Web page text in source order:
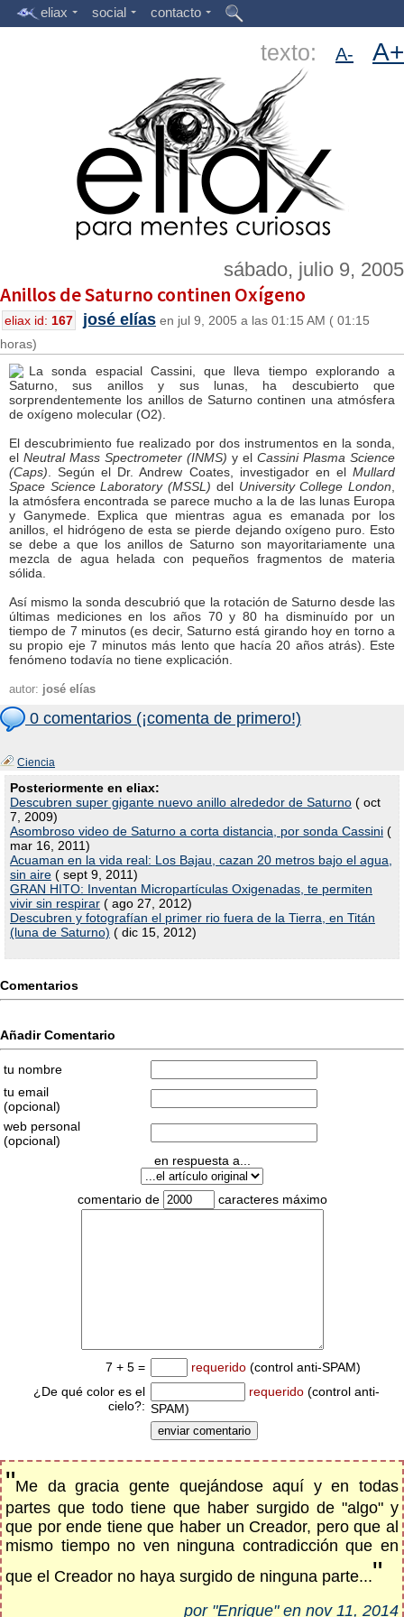
eliax social contacto
texto: A- A+
sábado, julio 9, 2005
Anillos de Saturno continen Oxí­geno
eliax id: 167 josé elías en jul 9, 2005 a las 01:15 AM ( 01:15
horas)
La sonda espacial Cassini, que lleva tiempo explorando a
Saturno, sus anillos y sus lunas, ha descubierto que
sorprendentemente los anillos de Saturno continen una atmósfera
de oxí­geno molecular (O2).
El descubrimiento fue realizado por dos instrumentos en la sonda,
el Neutral Mass Spectrometer (INMS) y el Cassini Plasma Science
(Caps) . Según el Dr. Andrew Coates, investigador en el Mullard
Space Science Laboratory (MSSL) del University College London
la atmósfera encontrada se parece mucho a la de las lunas Europa
y Ganymede. Explica que mientras agua es emanada por los
anillos, el hidrógeno de esta se pierde dejando oxí­geno puro. Esto
se debe a que los anillos de Saturno son mayoritariamente una
mezcla de agua helada con pequeños fragmentos de materia
sólida.
Así­ mismo la sonda descubrió que la rotación de Saturno desde las
últimas mediciones en los años 70 y 80 ha disminuí­do por un
tiempo de 7 minutos (es decir, Saturno está girando hoy en torno a
su propio eje 7 minutos más lento que hacía 20 años atrás). Este
fenómeno todaví­a no tiene explicación.
autor: josé elías
0 comentarios (¡comenta de primero!)
Ciencia
Posteriormente en eliax:
Descubren super gigante nuevo anillo alrededor de Saturno ( oct
7, 2009)
Asombroso video de Saturno a corta distancia, por sonda Cassini (
mar 16, 2011)
Acuaman en la vida real: Los Bajau, cazan 20 metros bajo el agua,
sin aire ( sept 9, 2011)
GRAN HITO: Inventan Micropartículas Oxigenadas, te permiten
vivir sin respirar ( ago 27, 2012)
Descubren y fotografían el primer rio fuera de la Tierra, en Titán
(luna de Saturno) ( dic 15, 2012)
Comentarios
Añadir Comentario
tu nombre
tu email
(opcional)
web personal
(opcional)
en respuesta a...
comentario de caracteres máximo
7 + 5 = requerido (control anti-SPAM)
¿De qué color es el
cielo?:
requerido (control anti-
SPAM)
"Me da gracia gente quejándose aquí y en todas
partes que todo tiene que haber surgido de "algo" y
que por ende tiene que haber un Creador, pero que al
mismo tiempo no ven ninguna contradicción que en
que el Creador no haya surgido de ninguna parte..."
por "Enrique" en nov 11, 2014